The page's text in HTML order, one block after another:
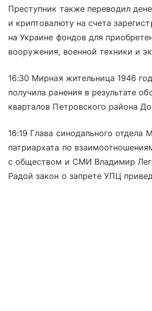
Преступник также переводил
и криптовалюту на счета
на Украине фондов для
вооружения, военной техники и
16:30 Мирная жительница 1946
получила ранения в результате
кварталов Петровского района
16:19 Глава синодального отдела
патриархата по
с обществом и СМИ Владимир
Радой закон о запрете УПЦ